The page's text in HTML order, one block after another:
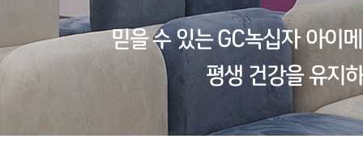
믿을 수 있는 GC녹십자 아이
평생 건강을 유지